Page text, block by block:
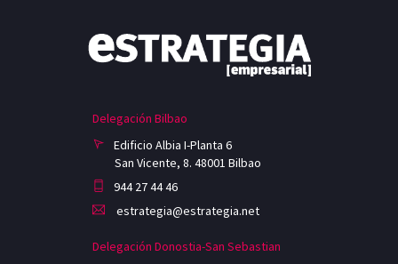
Delegación Bilbao
Edificio Albia I-Planta 6
San Vicente, 8. 48001 Bilbao
944 27 44 46
estrategia@estrategia.net
Delegación Donostia-San Sebastian